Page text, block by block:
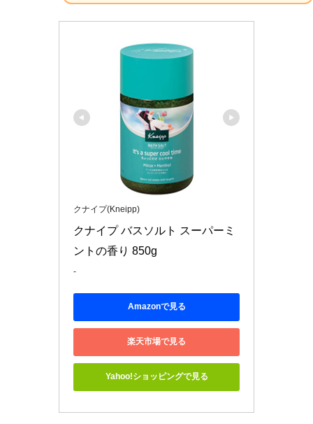
クナイプ(Kneipp)
クナイプ バスソルト スーパーミ
ントの香り 850g
-
Amazonで見る
楽天市場で見る
Yahoo!ショッピングで見る